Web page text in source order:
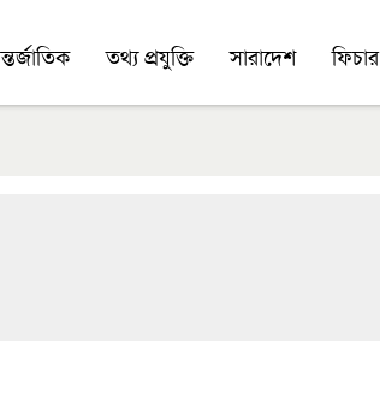
তথ্য প্রযুক্তি সারাদেশ ফিচার